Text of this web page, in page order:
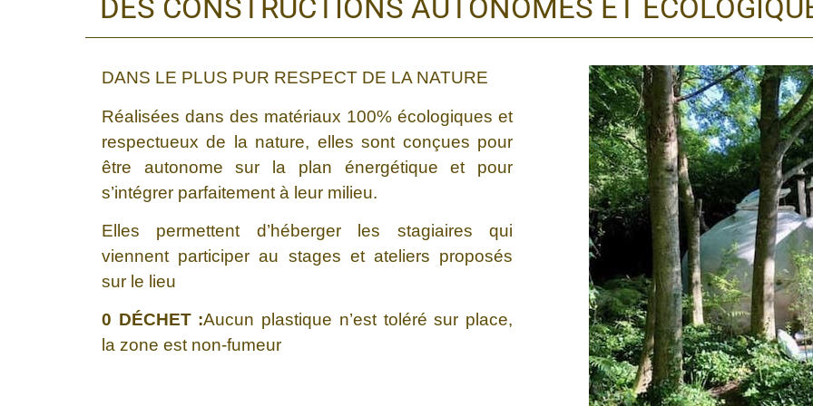
DES CONSTRUCTIONS AUTONOMES ET
DANS LE PLUS PUR RESPECT DE LA NATURE
Réalisées dans des matériaux 100% écologiques et
respectueux de la nature, elles sont conçues pour
être autonome sur la plan énergétique et pour
s’intégrer parfaitement à leur milieu.
Elles permettent d’héberger les stagiaires qui
viennent participer au stages et ateliers proposés
sur le lieu
0 DÉCHET :Aucun plastique n’est toléré sur place,
la zone est non-fumeur